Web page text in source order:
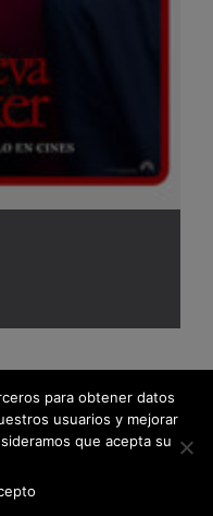
para obtener datos
usuarios y mejorar
que acepta su